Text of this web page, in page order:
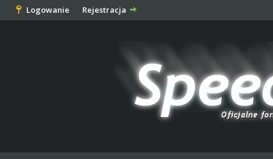
Logowanie Rejestracja